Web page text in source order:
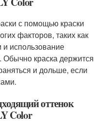
с помощью краски
факторов, таких как
и использование
Обычно краска держится
и дольше, если
оттенок
Color